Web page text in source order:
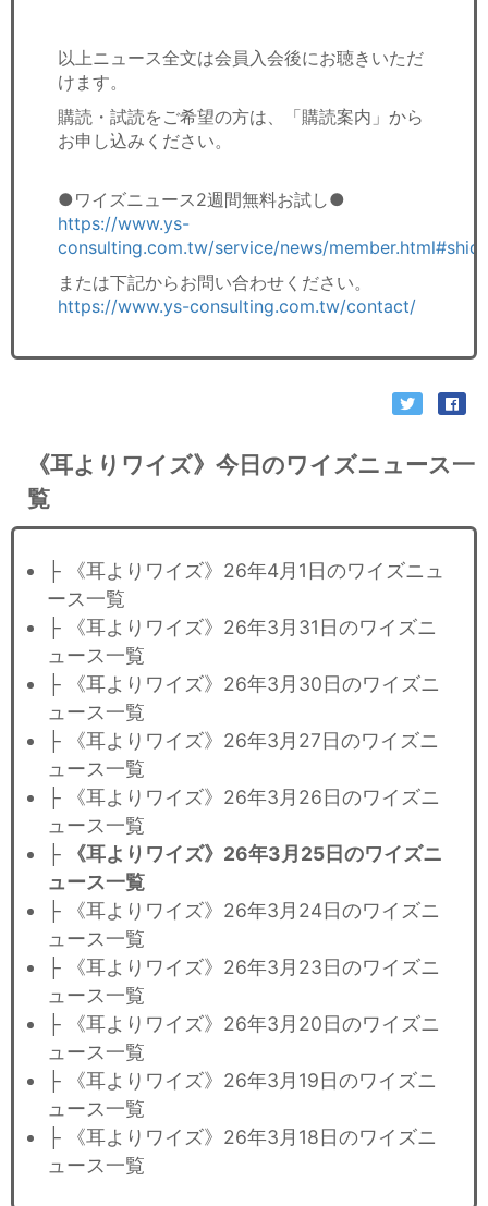
以上ニュース全文は会員入会後にお聴きいただ
けます。
購読・試読をご希望の方は、「購読案内」から
お申し込みください。
●ワイズニュース2週間無料お試し●
https://www.ys-
consulting.com.tw/service/news/
または下記からお問い合わせください。
https://www.ys-consulting.com.tw/contact/
《耳よりワイズ》今日のワイズニュース一
覧
├ 《耳よりワイズ》26年4月1日のワイズニュ
ース一覧
├ 《耳よりワイズ》26年3月31日のワイズニ
ュース一覧
├ 《耳よりワイズ》26年3月30日のワイズニ
ュース一覧
├ 《耳よりワイズ》26年3月27日のワイズニ
ュース一覧
├ 《耳よりワイズ》26年3月26日のワイズニ
ュース一覧
├
《耳よりワイズ》26年3月25日のワイズニ
ュース一覧
├ 《耳よりワイズ》26年3月24日のワイズニ
ュース一覧
├ 《耳よりワイズ》26年3月23日のワイズニ
ュース一覧
├ 《耳よりワイズ》26年3月20日のワイズニ
ュース一覧
├ 《耳よりワイズ》26年3月19日のワイズニ
ュース一覧
├ 《耳よりワイズ》26年3月18日のワイズニ
ュース一覧